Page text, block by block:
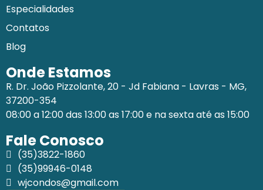
Especialidades
Contatos
Blog
Onde Estamos
R. Dr. João Pizzolante, 20 - Jd Fabiana - Lavras - MG,
37200-354
08:00 a 12:00 das 13:00 as 17:00 e na sexta até as 15:00
Fale Conosco
(35)3822-1860
(35)99946-0148
wjcondos@gmail.com